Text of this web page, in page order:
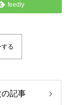
feedly
る
の記事